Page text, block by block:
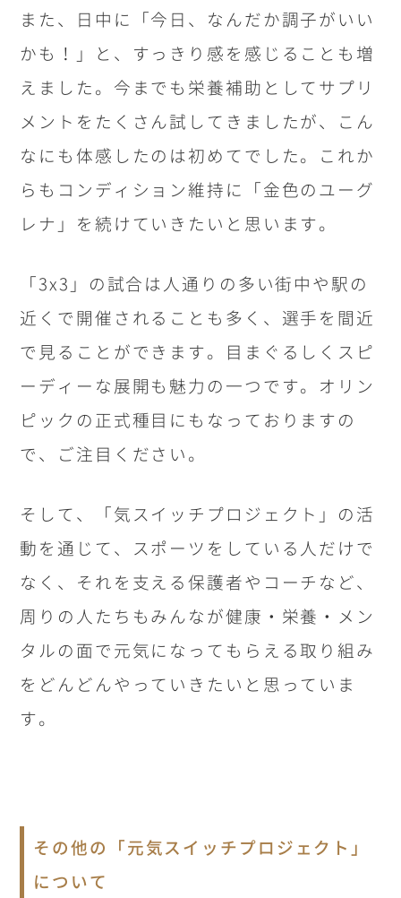
また、日中に「今日、なんだか調子がいい
かも！」と、すっきり感を感じることも増
えました。今までも栄養補助としてサプリ
メントをたくさん試してきましたが、こん
なにも体感したのは初めてでした。これか
らもコンディション維持に「金色のユーグ
レナ」を続けていきたいと思います。
「3x3 」の試合は人通りの多い街中や駅の
近くで開催されることも多く、選手を間近
で見ることができます。目まぐるしくスピ
ーディーな展開も魅力の一つです。オリン
ピックの正式種目にもなっておりますの
で、ご注目ください。
そして、「気スイッチプロジェクト」の活
動を通じて、スポーツをしている人だけで
なく、それを支える保護者やコーチなど、
周りの人たちもみんなが健康・栄養・メン
タルの面で元気になってもらえる取り組み
をどんどんやっていきたいと思っていま
す。
その他の「元気スイッチプロジェクト」
について